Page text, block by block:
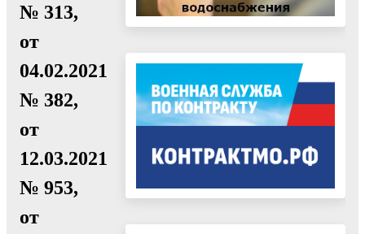
№ 313,
от
04.02.2021
№ 382,
от
12.03.2021
№ 953,
от